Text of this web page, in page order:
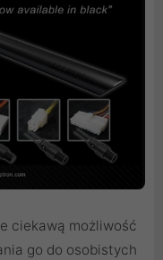
ciekawą możliwość
go do osobistych